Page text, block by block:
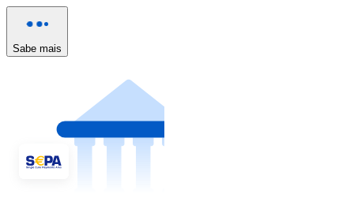
Sabe mais